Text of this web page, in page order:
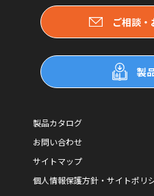
ご相談
製
製品カタログ
お問い合わせ
サイトマップ
個人情報保護方針・サイトポリ